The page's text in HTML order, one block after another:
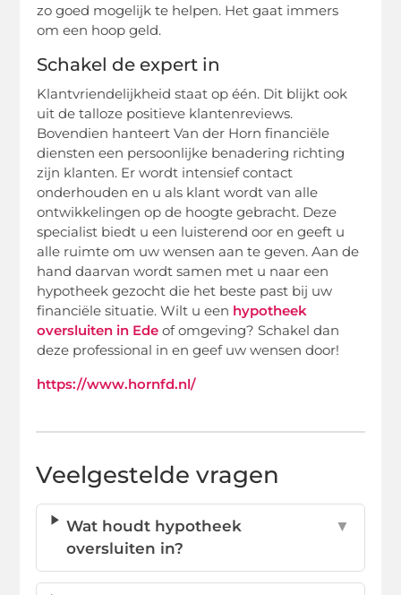
zo goed mogelijk te helpen. Het gaat immers
om een hoop geld.
Schakel de expert in
Klantvriendelijkheid staat op één. Dit blijkt ook
uit de talloze positieve klantenreviews.
Bovendien hanteert Van der Horn financiële
diensten een persoonlijke benadering richting
zijn klanten. Er wordt intensief contact
onderhouden en u als klant wordt van alle
ontwikkelingen op de hoogte gebracht. Deze
specialist biedt u een luisterend oor en geeft u
alle ruimte om uw wensen aan te geven. Aan de
hand daarvan wordt samen met u naar een
hypotheek gezocht die het beste past bij uw
financiële situatie. Wilt u een hypotheek
oversluiten in Ede of omgeving? Schakel dan
deze professional in en geef uw wensen door!
https://www.hornfd.nl/
Veelgestelde vragen
Wat houdt hypotheek
oversluiten in?
▼